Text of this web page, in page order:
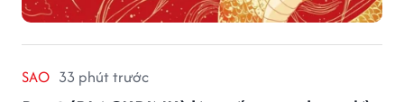
SAO 33 phút trước